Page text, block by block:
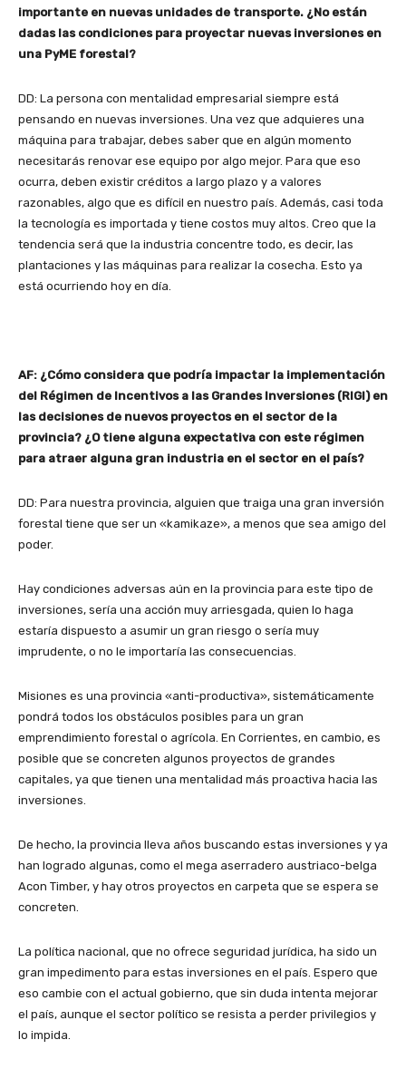
importante en nuevas unidades de transporte. ¿No están
dadas las condiciones para proyectar nuevas inversiones en
una PyME forestal?
DD: La persona con mentalidad empresarial siempre está
pensando en nuevas inversiones. Una vez que adquieres una
máquina para trabajar, debes saber que en algún momento
necesitarás renovar ese equipo por algo mejor. Para que eso
ocurra, deben existir créditos a largo plazo y a valores
razonables, algo que es difícil en nuestro país. Además, casi toda
la tecnología es importada y tiene costos muy altos. Creo que la
tendencia será que la industria concentre todo, es decir, las
plantaciones y las máquinas para realizar la cosecha. Esto ya
está ocurriendo hoy en día.
AF: ¿Cómo considera que podría impactar la implementación
del Régimen de Incentivos a las Grandes Inversiones (RIGI) en
las decisiones de nuevos proyectos en el sector de la
provincia? ¿O tiene alguna expectativa con este régimen
para atraer alguna gran industria en el sector en el país?
DD: Para nuestra provincia, alguien que traiga una gran inversión
forestal tiene que ser un «kamikaze», a menos que sea amigo del
poder.
Hay condiciones adversas aún en la provincia para este tipo de
inversiones, sería una acción muy arriesgada, quien lo haga
estaría dispuesto a asumir un gran riesgo o sería muy
imprudente, o no le importaría las consecuencias.
Misiones es una provincia «anti-productiva», sistemáticamente
pondrá todos los obstáculos posibles para un gran
emprendimiento forestal o agrícola. En Corrientes, en cambio, es
posible que se concreten algunos proyectos de grandes
capitales, ya que tienen una mentalidad más proactiva hacia las
inversiones.
De hecho, la provincia lleva años buscando estas inversiones y ya
han logrado algunas, como el mega aserradero austriaco-belga
Acon Timber, y hay otros proyectos en carpeta que se espera se
concreten.
La política nacional, que no ofrece seguridad jurídica, ha sido un
gran impedimento para estas inversiones en el país. Espero que
eso cambie con el actual gobierno, que sin duda intenta mejorar
el país, aunque el sector político se resista a perder privilegios y
lo impida.